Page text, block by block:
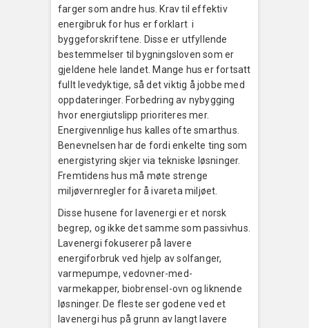
farger som andre hus. Krav til effektiv
energibruk for hus er forklart i
byggeforskriftene. Disse er utfyllende
bestemmelser til bygningsloven som er
gjeldene hele landet. Mange hus er fortsatt
fullt levedyktige, så det viktig å jobbe med
oppdateringer. Forbedring av nybygging
hvor energiutslipp prioriteres mer.
Energivennlige hus kalles ofte smarthus.
Benevnelsen har de fordi enkelte ting som
energistyring skjer via tekniske løsninger.
Fremtidens hus må møte strenge
miljøvernregler for å ivareta miljøet.
Disse husene for lavenergi er et norsk
begrep, og ikke det samme som passivhus.
Lavenergi fokuserer på lavere
energiforbruk ved hjelp av solfanger,
varmepumpe, vedovner-med-
varmekapper, biobrensel-ovn og liknende
løsninger. De fleste ser godene ved et
lavenergi hus på grunn av langt lavere